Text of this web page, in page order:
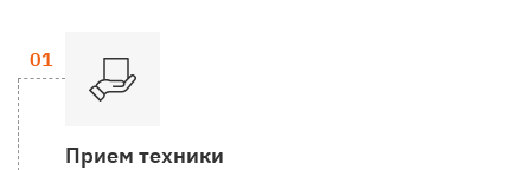
Прием техники